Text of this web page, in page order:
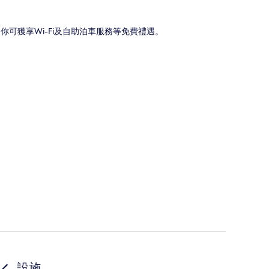
可獲享Wi-Fi及自助泊車服務等免費禮遇。